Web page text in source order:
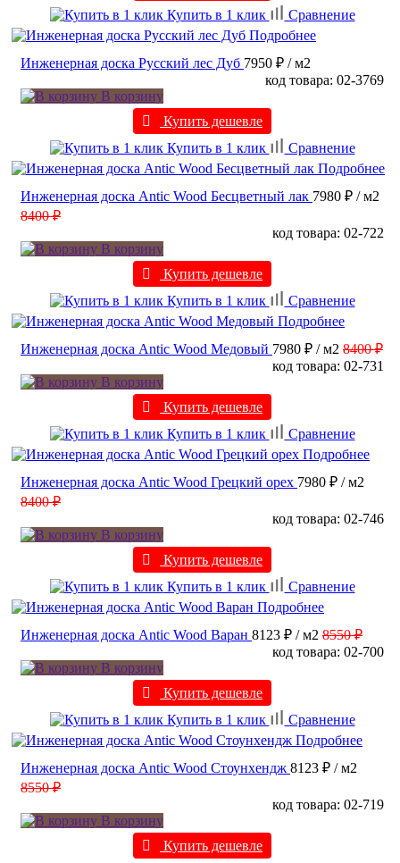
Купить в 1 клик
Сравнение
Подробнее
Инженерная доска Русский лес Дуб 7950 ₽ / м2
код товара: 02-3769
В корзину
Купить дешевле
Купить в 1 клик
Сравнение
Подробнее
Инженерная доска Antic Wood Бесцветный лак 7980 ₽ / м2
8400 ₽
код товара: 02-722
В корзину
Купить дешевле
Купить в 1 клик
Сравнение
Подробнее
Инженерная доска Antic Wood Медовый 7980 ₽ / м2 8400 ₽
код товара: 02-731
В корзину
Купить дешевле
Купить в 1 клик
Сравнение
Подробнее
Инженерная доска Antic Wood Грецкий орех 7980 ₽ / м2
8400 ₽
код товара: 02-746
В корзину
Купить дешевле
Купить в 1 клик
Сравнение
Подробнее
Инженерная доска Antic Wood Варан 8123 ₽ / м2 8550 ₽
код товара: 02-700
В корзину
Купить дешевле
Купить в 1 клик
Сравнение
Подробнее
Инженерная доска Antic Wood Стоунхендж 8123 ₽ / м2
8550 ₽
код товара: 02-719
В корзину
Купить дешевле